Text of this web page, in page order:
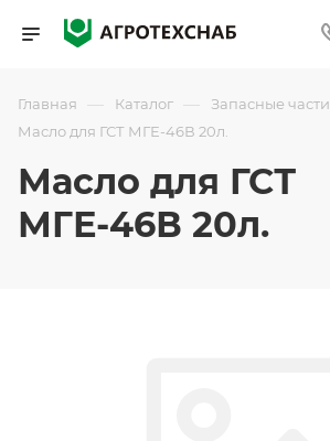
Главная — Каталог — Запасные части
Масло для ГСТ МГЕ-46В 20л.
Масло для ГСТ
МГЕ-46В 20л.